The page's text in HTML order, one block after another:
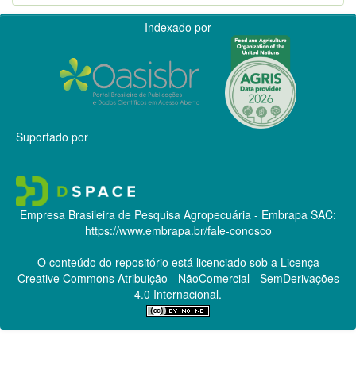
Indexado por
Suportado por
Empresa Brasileira de Pesquisa Agropecuária - Embrapa SAC:
https://www.embrapa.br/fale-conosco
O conteúdo do repositório está licenciado sob a Licença
Creative CommonsAtribuição - NãoComercial - SemDerivações
4.0 Internacional.